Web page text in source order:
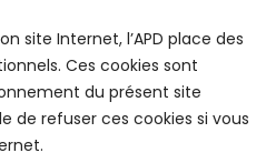
site Internet, l’APD place des
Ces cookies sont
du présent site
de refuser ces cookies si vous